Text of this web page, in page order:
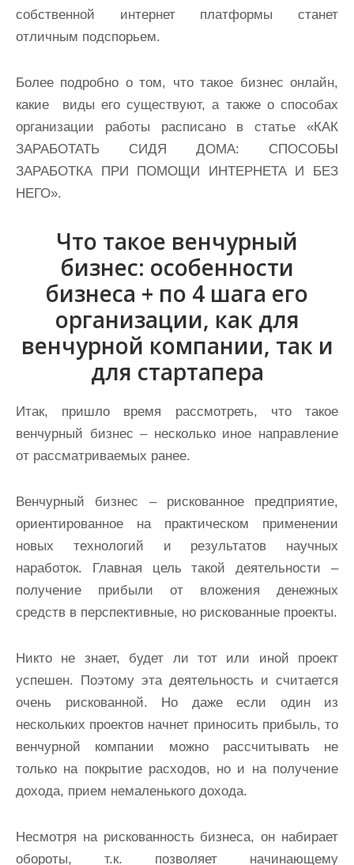
собственной интернет платформы станет
отличным подспорьем.
Более подробно о том, что такое бизнес онлайн,
какие виды его существуют, а также о способах
организации работы расписано в статье «КАК
ЗАРАБОТАТЬ СИДЯ ДОМА: СПОСОБЫ
ЗАРАБОТКА ПРИ ПОМОЩИ ИНТЕРНЕТА И БЕЗ
НЕГО».
Что такое венчурный
бизнес: особенности
бизнеса + по 4 шага его
организации, как для
венчурной компании, так и
для стартапера
Итак, пришло время рассмотреть, что такое
венчурный бизнес – несколько иное направление
от рассматриваемых ранее.
Венчурный бизнес – рискованное предприятие,
ориентированное на практическом применении
новых технологий и результатов научных
наработок. Главная цель такой деятельности –
получение прибыли от вложения денежных
средств в перспективные, но рискованные проекты.
Никто не знает, будет ли тот или иной проект
успешен. Поэтому эта деятельность и считается
очень рискованной. Но даже если один из
нескольких проектов начнет приносить прибыль, то
венчурной компании можно рассчитывать не
только на покрытие расходов, но и на получение
дохода, прием немаленького дохода.
Несмотря на рискованность бизнеса, он набирает
обороты, т.к. позволяет начинающему